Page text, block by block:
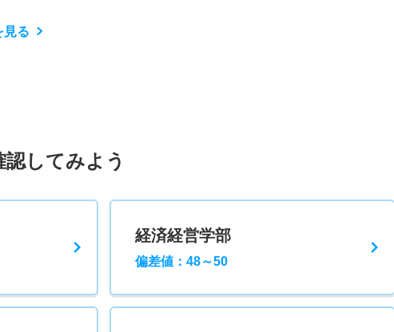
見る
してみよう
経済経営学部
偏差値：48～50